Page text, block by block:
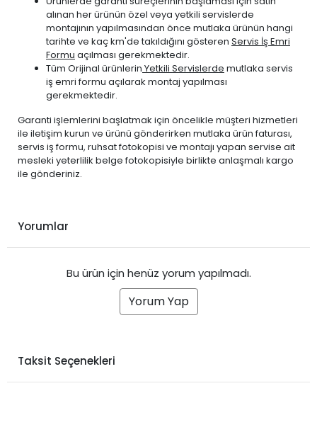
alınan her ürünün özel veya yetkili servislerde
montajının yapılmasından önce mutlaka ürünün hangi
tarihte ve kaç km'de takıldığını gösteren Servis İş Emri
Formu açılması gerekmektedir.
Tüm Orijinal ürünlerin Yetkili Servislerde mutlaka servis
iş emri formu açılarak montaj yapılması
gerekmektedir.
Garanti işlemlerini başlatmak için öncelikle müşteri hizmetleri
ile iletişim kurun ve ürünü gönderirken mutlaka ürün faturası,
servis iş formu, ruhsat fotokopisi ve montajı yapan servise ait
mesleki yeterlilik belge fotokopisiyle birlikte anlaşmalı kargo
ile gönderiniz.
Yorumlar
Bu ürün için henüz yorum yapılmadı.
Yorum Yap
Taksit Seçenekleri